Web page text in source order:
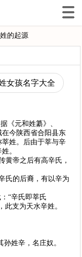
的起源
女孩名字大全
《元和姓纂》、
在今陕西省合阳县东
姓。后由于莘与辛
。
黄帝之后有高辛氏，
氏的后裔，有以辛为
“辛氏即莘氏
此支为天水辛姓。
姓辛，名庄奴。